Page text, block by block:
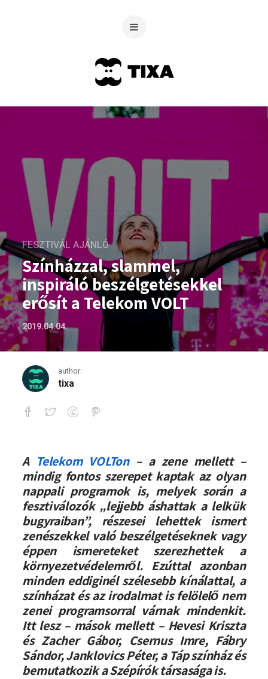
FESZTIVÁL AJÁNLÓ
Színházzal, slammel,
inspiráló beszélgetésekkel
erősít a Telekom VOLT
2019.04.04.
author:
tixa
Színházzal, slammel, inspiráló
A Telekom VOLTon– a zene mellett –
mindig fontos szerepet kaptak az olyan
nappali programok is, melyek során a
fesztiválozók „lejjebb áshattak a lelkük
bugyraiban”, részesei lehettek ismert
zenészekkel való beszélgetéseknek vagy
éppen ismereteket szerezhettek a
környezetvédelemről. Ezúttal azonban
minden eddiginél szélesebb kínálattal, a
színházat és az irodalmat is felölelő nem
zenei programsorral várnak mindenkit.
Itt lesz – mások mellett – Hevesi Kriszta
és Zacher Gábor, Csernus Imre, Fábry
Sándor, Janklovics Péter, a Táp színház és
bemutatkozik a Szépírók társasága is.